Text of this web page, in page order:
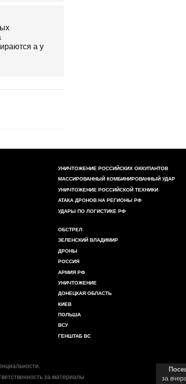
а у
УНИЧТОЖЕНИЕ РОССИЙСКИХ ОККУПАНТОВ
МАССИРОВАННЫЙ КОМБИНИРОВАННЫЙ УДАР
УНИЧТОЖЕНИЕ РОССИЙСКОЙ ТЕХНИКИ
АТАКА ДРОНОВ НА РЕГИОНЫ РФ
УДАРЫ ПО ЛОГИСТИКЕ РФ
ОБСТРЕЛ
ЗЕЛЕНСКИЙ ВЛАДИМИР
ДРОНЫ
РОССИЯ
АРМИЯ РФ
УНИЧТОЖЕНИЕ
ДОНЕЦКАЯ ОБЛАСТЬ
КИЕВ
ПОЛЬША
ВСУ
ГЕНШТАБ ВС
.
за материалы
за